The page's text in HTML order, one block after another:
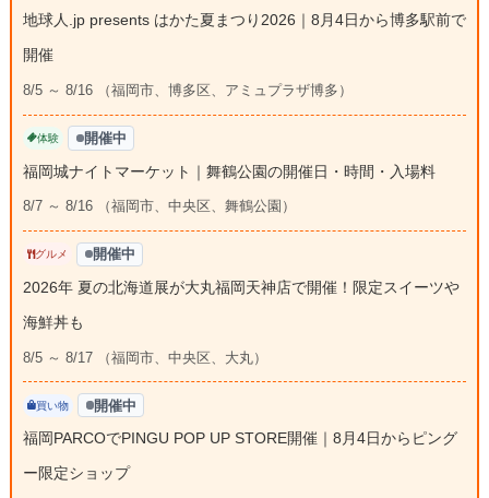
地球人.jp presents はかた夏まつり2026｜8月4日から博多駅前で
開催
8/5 ～ 8/16 （福岡市、博多区、アミュプラザ博多）
体験 開催中
福岡城ナイトマーケット｜舞鶴公園の開催日・時間・入場料
8/7 ～ 8/16 （福岡市、中央区、舞鶴公園）
グルメ 開催中
2026年 夏の北海道展が大丸福岡天神店で開催！限定スイーツや
海鮮丼も
8/5 ～ 8/17 （福岡市、中央区、大丸）
買い物 開催中
福岡PARCOでPINGU POP UP STORE開催｜8月4日からピング
ー限定ショップ